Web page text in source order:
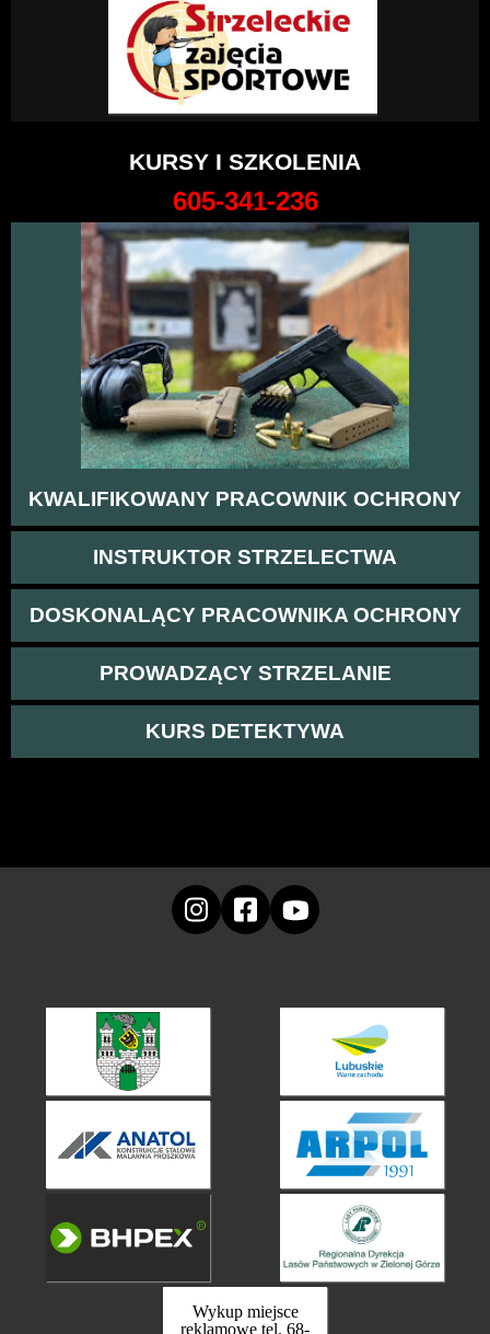
KURSY I SZKOLENIA
605-341-236
KWALIFIKOWANY PRACOWNIK OCHRONY
INSTRUKTOR STRZELECTWA
DOSKONALĄCY PRACOWNIKA OCHRONY
PROWADZĄCY STRZELANIE
KURS DETEKTYWA
Wykup miejsce
reklamowe tel. 68-